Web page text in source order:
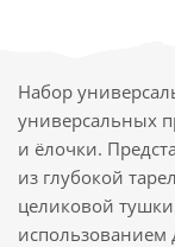
Набор
универсальных
и ёлочки.
из глубокой
целиковой
использованием